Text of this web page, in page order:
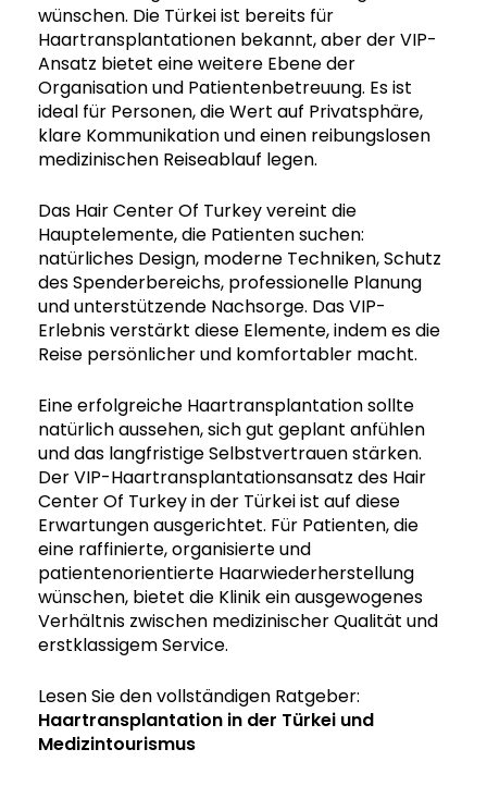
wünschen. Die Türkei ist bereits für
Haartransplantationen bekannt, aber der VIP-
Ansatz bietet eine weitere Ebene der
Organisation und Patientenbetreuung. Es ist
ideal für Personen, die Wert auf Privatsphäre,
klare Kommunikation und einen reibungslosen
medizinischen Reiseablauf legen.
Das Hair Center Of Turkey vereint die
Hauptelemente, die Patienten suchen:
natürliches Design, moderne Techniken, Schutz
des Spenderbereichs, professionelle Planung
und unterstützende Nachsorge. Das VIP-
Erlebnis verstärkt diese Elemente, indem es die
Reise persönlicher und komfortabler macht.
Eine erfolgreiche Haartransplantation sollte
natürlich aussehen, sich gut geplant anfühlen
und das langfristige Selbstvertrauen stärken.
Der VIP-Haartransplantationsansatz des Hair
Center Of Turkey in der Türkei ist auf diese
Erwartungen ausgerichtet. Für Patienten, die
eine raffinierte, organisierte und
patientenorientierte Haarwiederherstellung
wünschen, bietet die Klinik ein ausgewogenes
Verhältnis zwischen medizinischer Qualität und
erstklassigem Service.
Lesen Sie den vollständigen Ratgeber:
Haartransplantation in der Türkei und
Medizintourismus